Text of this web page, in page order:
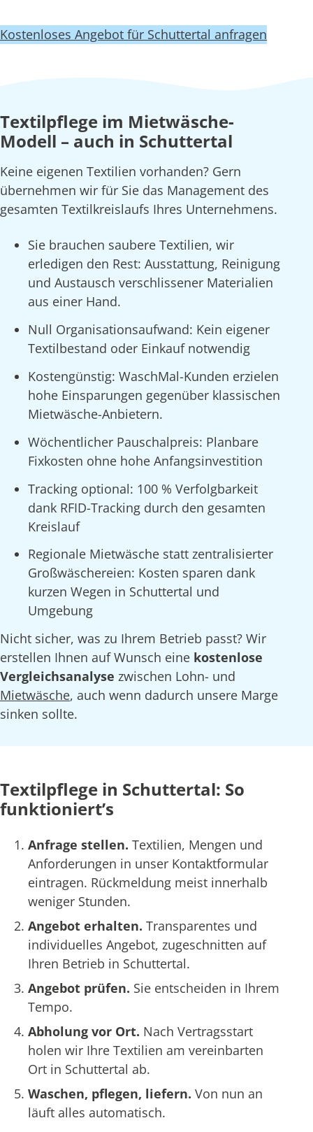
Kostenloses Angebot für Schuttertal anfragen
Textilpflege im Mietwäsche-
Modell – auch in Schuttertal
Keine eigenen Textilien vorhanden? Gern
übernehmen wir für Sie das Management des
gesamten Textilkreislaufs Ihres Unternehmens.
Sie brauchen saubere Textilien, wir
erledigen den Rest: Ausstattung, Reinigung
und Austausch verschlissener Materialien
aus einer Hand.
Null Organisationsaufwand: Kein eigener
Textilbestand oder Einkauf notwendig
Kostengünstig: WaschMal-Kunden erzielen
hohe Einsparungen gegenüber klassischen
Mietwäsche-Anbietern.
Wöchentlicher Pauschalpreis: Planbare
Fixkosten ohne hohe Anfangsinvestition
Tracking optional: 100 % Verfolgbarkeit
dank RFID-Tracking durch den gesamten
Kreislauf
Regionale Mietwäsche statt zentralisierter
Großwäschereien: Kosten sparen dank
kurzen Wegen in Schuttertal und
Umgebung
Nicht sicher, was zu Ihrem Betrieb passt? Wir
erstellen Ihnen auf Wunsch eine kostenlose
Vergleichsanalyse zwischen Lohn- und
Mietwäsche, auch wenn dadurch unsere Marge
sinken sollte.
Textilpflege in Schuttertal: So
funktioniert’s
Anfrage stellen. Textilien, Mengen und
Anforderungen in unser Kontaktformular
eintragen. Rückmeldung meist innerhalb
weniger Stunden.
Angebot erhalten. Transparentes und
individuelles Angebot, zugeschnitten auf
Ihren Betrieb in Schuttertal.
Angebot prüfen. Sie entscheiden in Ihrem
Tempo.
Abholung vor Ort. Nach Vertragsstart
holen wir Ihre Textilien am vereinbarten
Ort in Schuttertal ab.
Waschen, pflegen, liefern. Von nun an
läuft alles automatisch.